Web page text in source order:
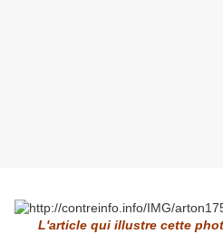
L'article qui illustre cette